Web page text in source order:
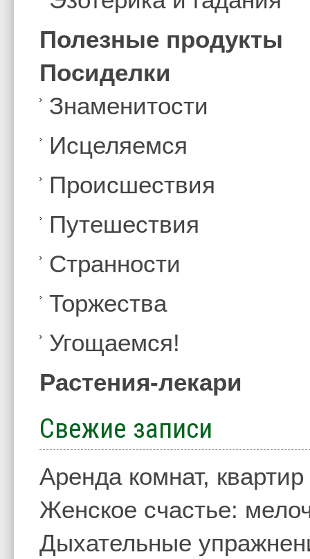
Полезные продукты
Посиделки
Знаменитости
Иcцеляемся
Происшествия
Путешествия
Странности
Торжества
Угощаемся!
Растения-лекари
Свежие записи
Аренда комнат,
Женское счастье:
Дыхательные